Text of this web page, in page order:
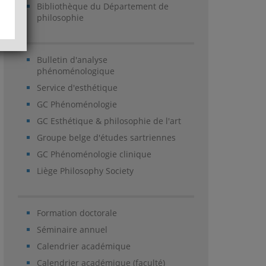
Bibliothèque du Département de
philosophie
Bulletin d'analyse
phénoménologique
Service d'esthétique
GC Phénoménologie
GC Esthétique & philosophie de l'art
Groupe belge d'études sartriennes
GC Phénoménologie clinique
Liège Philosophy Society
Formation doctorale
Séminaire annuel
Calendrier académique
Calendrier académique (faculté)